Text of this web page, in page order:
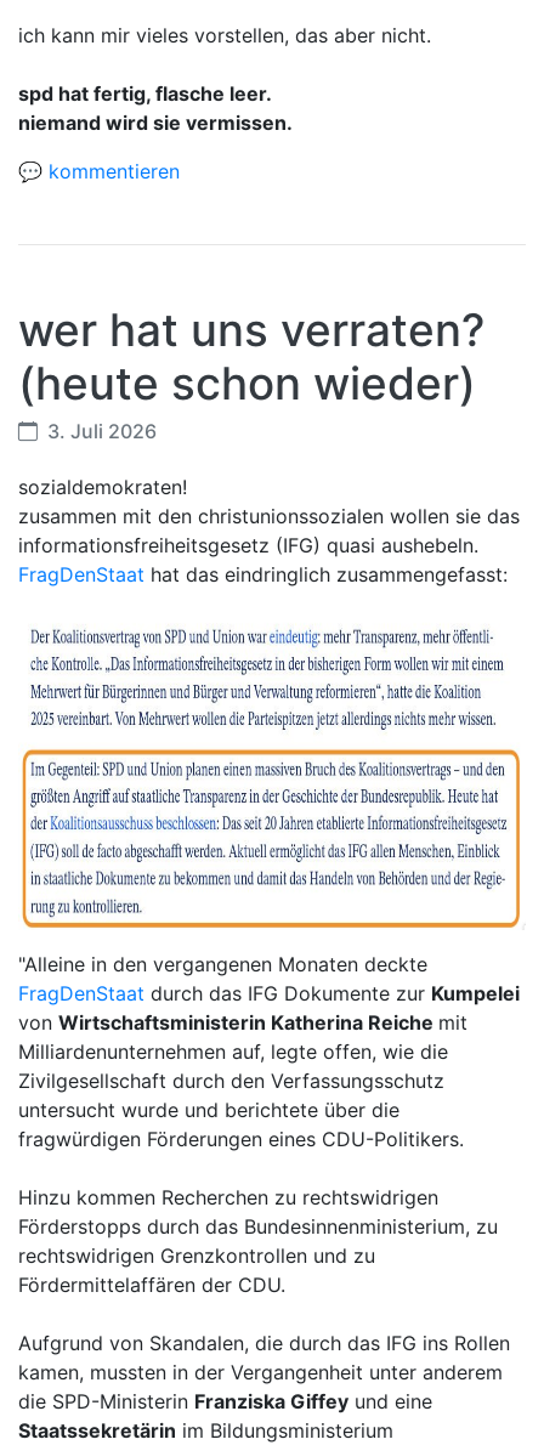
ich kann mir vieles vorstellen, das aber nicht.
spd hat fertig, flasche leer.
niemand wird sie vermissen.
💬 kommentieren
wer hat uns verraten?
(heute schon wieder)
3. Juli 2026
sozialdemokraten!
zusammen mit den christunionssozialen wollen sie das
informationsfreiheitsgesetz (IFG) quasi aushebeln.
FragDenStaat hat das eindringlich zusammengefasst:
"Alleine in den vergangenen Monaten deckte
FragDenStaat durch das IFG Dokumente zur Kumpelei
von Wirtschaftsministerin Katherina Reiche mit
Milliardenunternehmen auf, legte offen, wie die
Zivilgesellschaft durch den Verfassungsschutz
untersucht wurde und berichtete über die
fragwürdigen Förderungen eines CDU-Politikers.
Hinzu kommen Recherchen zu rechtswidrigen
Förderstopps durch das Bundesinnenministerium, zu
rechtswidrigen Grenzkontrollen und zu
Fördermittelaffären der CDU.
Aufgrund von Skandalen, die durch das IFG ins Rollen
kamen, mussten in der Vergangenheit unter anderem
die SPD-Ministerin Franziska Giffey und eine
Staatssekretärin im Bildungsministerium